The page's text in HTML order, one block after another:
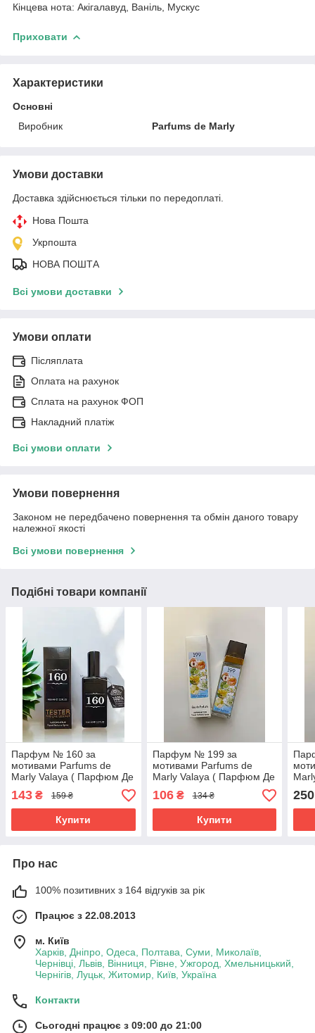
Кінцева нота: Акігалавуд, Ваніль, Мускус
Приховати
Характеристики
Основні
Виробник
Parfums de Marly
Умови доставки
Доставка здійснюється тільки по передоплаті.
Нова Пошта
Укрпошта
НОВА ПОШТА
Всі умови доставки
Умови оплати
Післяплата
Оплата на рахунок
Сплата на рахунок ФОП
Накладний платіж
Всі умови оплати
Умови повернення
Законом не передбачено повернення та обмін даного товару
належної якості
Всі умови повернення
Подібні товари компанії
Парфум № 160 за
мотивами Parfums de
Marly Valaya ( Парфюм Де
Марлі Валая ) 65 МЛ
143 ₴ 159 ₴
Купити
Парфум № 199 за
мотивами Parfums de
Marly Valaya ( Парфюм Де
Марлі Валая ) 40 МЛ ОПТ
106₴ 134 ₴
Купити
250
Про нас
100% позитивних з 164 відгуків за рік
Працює з 22.08.2013
м. Київ
Харків, Дніпро, Одеса, Полтава, Суми, Миколаїв,
Чернівці, Львів, Вінниця, Рівне, Ужгород, Хмельницький,
Чернігів, Луцьк, Житомир, Київ, Україна
Контакти
Сьогодні працює з 09:00 до 21:00